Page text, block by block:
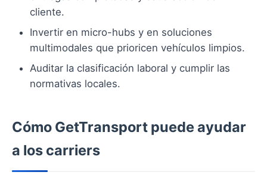
cliente.
Invertir en micro-hubs y en soluciones
multimodales que prioricen vehículos limpios.
Auditar la clasificación laboral y cumplir las
normativas locales.
Cómo GetTransport puede ayudar
a los carriers